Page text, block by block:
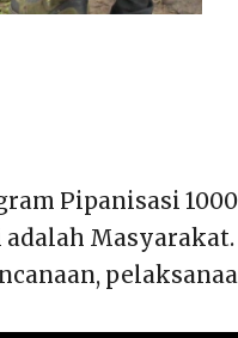
Pipanisasi